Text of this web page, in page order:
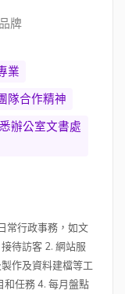
牌
業
隊合作精神
辦公室文書處
常行政事務，如文
待訪客 2. 網站服
作及資料建檔等工
和任務 4. 每月盤點